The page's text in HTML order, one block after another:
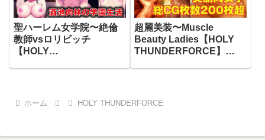
聖ハーレム女学院〜絶倫
教師vsロリビッチ
【HOLY
超麗美装〜Muscle
Beauty Ladies【HOLY
THUNDERFORCE】
ホーム HOLY THUNDERFORCE